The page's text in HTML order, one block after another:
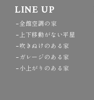
LINE UP
全館空調の家
上下移動がない平屋
吹きぬけのある家
ガレージのある家
小上がりのある家